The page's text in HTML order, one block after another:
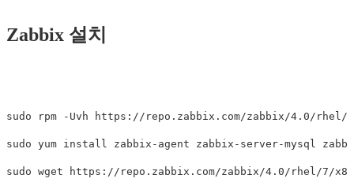
Zabbix 설치
sudo rpm -Uvh https://repo.zabbix.com/zabbix/4.0/rhel/
sudo yum install zabbix-agent zabbix-server-mysql
sudo wget https://repo.zabbix.com/zabbix/4.0/rhel/7/